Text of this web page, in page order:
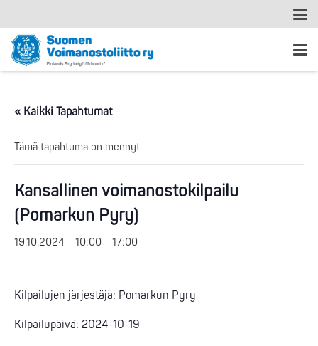
« Kaikki Tapahtumat
Tämä tapahtuma on mennyt.
Kansallinen voimanostokilpailu
(Pomarkun Pyry)
19.10.2024 - 10:00 - 17:00
Kilpailujen järjestäjä: Pomarkun Pyry
Kilpailupäivä: 2024-10-19